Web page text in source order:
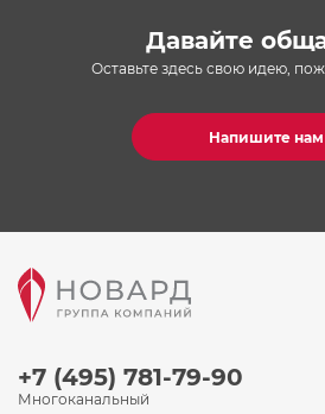
Давайте
Оставьте здесь свою идею,
Напишите нам
+7 (495) 781-79-90
Многоканальный